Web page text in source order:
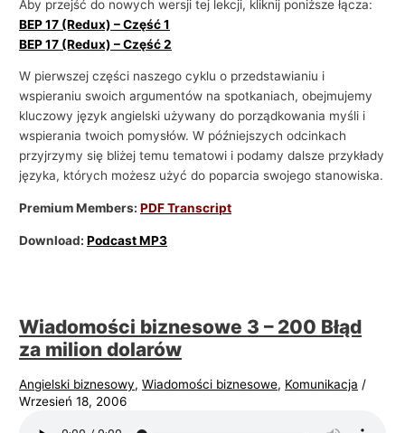
Aby przejść do nowych wersji tej lekcji, kliknij poniższe łącza:
BEP 17 (Redux) – Część 1
BEP 17 (Redux) – Część 2
W pierwszej części naszego cyklu o przedstawianiu i
wspieraniu swoich argumentów na spotkaniach, obejmujemy
kluczowy język angielski używany do porządkowania myśli i
wspierania twoich pomysłów. W późniejszych odcinkach
przyjrzymy się bliżej temu tematowi i podamy dalsze przykłady
języka, których możesz użyć do poparcia swojego stanowiska.
Premium Members:PDF Transcript
Download:Podcast MP3
Wiadomości biznesowe 3 – 200 Błąd
za milion dolarów
Angielski biznesowy,Wiadomości biznesowe, Komunikacja /
Wrzesień 18, 2006